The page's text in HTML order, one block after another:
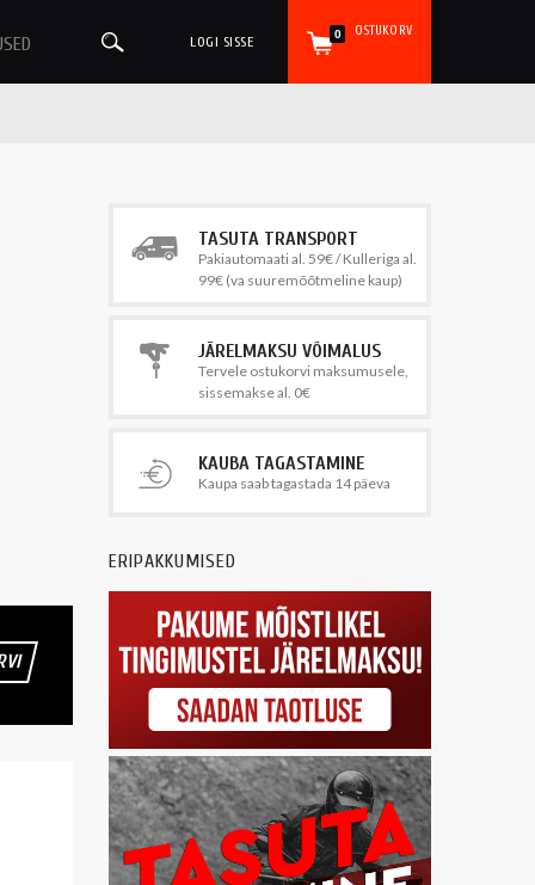
OSTUKORV
0
LOGI SISSE
TASUTA TRANSPORT
Pakiautomaati al. 59€ / Kulleriga al.
99€ (va suuremõõtmeline kaup)
JÄRELMAKSU VÕIMALUS
Tervele ostukorvi maksumusele,
sissemakse al. 0€
KAUBA TAGASTAMINE
Kaupa saab tagastada 14 päeva
ERIPAKKUMISED